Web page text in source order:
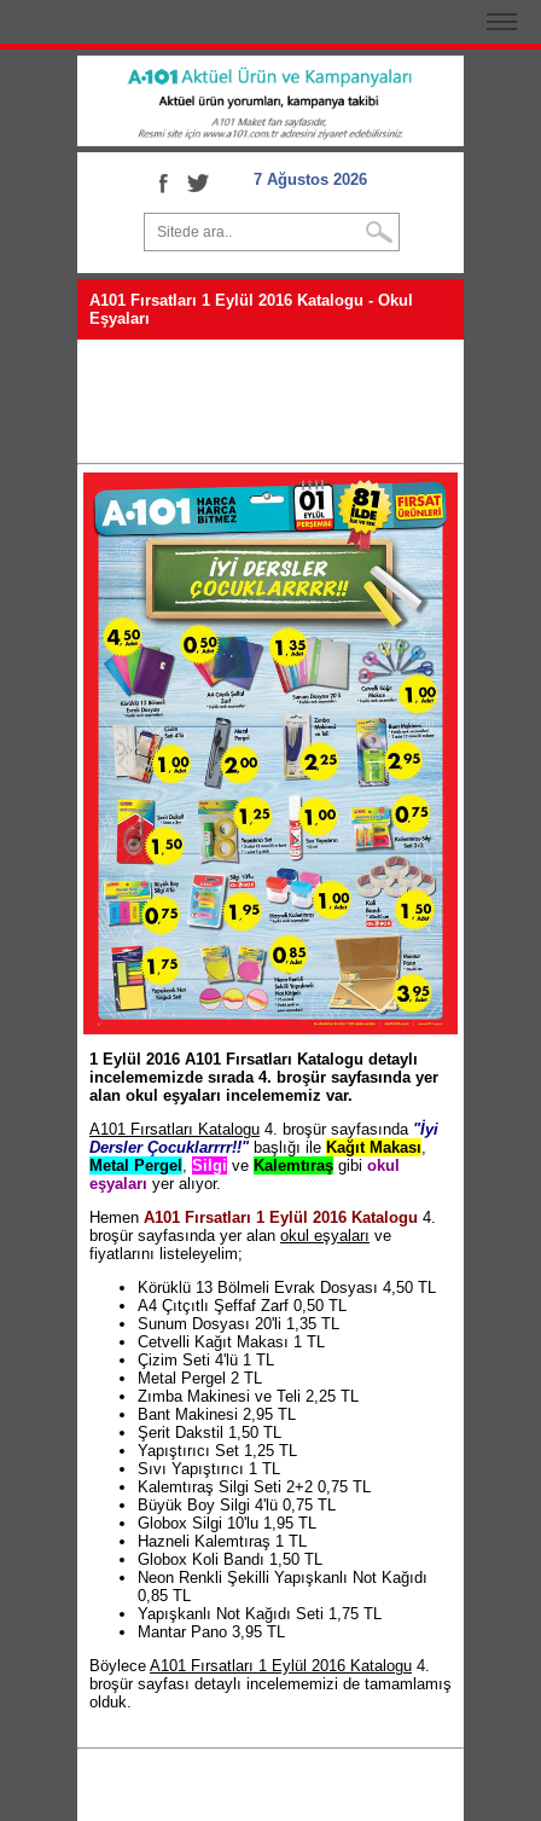
7 Ağustos 2026
A101 Fırsatları 1 Eylül 2016 Katalogu - Okul
Eşyaları
1 Eylül 2016 A101 Fırsatları Katalogu detaylı
incelememizde sırada 4. broşür sayfasında yer
alan okul eşyaları incelememiz var.
A101 Fırsatları Katalogu 4. broşür sayfasında "İyi
Dersler Çocuklarrrr!!"başlığı ile Kağıt Makası,
Metal Pergel , Silgi ve Kalemtıraş gibi okul
eşyaları yer alıyor.
Hemen A101 Fırsatları 1 Eylül 2016 Katalogu 4.
broşür sayfasında yer alan okul eşyaları ve
fiyatlarını listeleyelim;
Körüklü 13 Bölmeli Evrak Dosyası 4,50 TL
A4 Çıtçıtlı Şeffaf Zarf 0,50 TL
Sunum Dosyası 20'li 1,35 TL
Cetvelli Kağıt Makası 1 TL
Çizim Seti 4'lü 1 TL
Metal Pergel 2 TL
Zımba Makinesi ve Teli 2,25 TL
Bant Makinesi 2,95 TL
Şerit Dakstil 1,50 TL
Yapıştırıcı Set 1,25 TL
Sıvı Yapıştırıcı 1 TL
Kalemtıraş Silgi Seti 2+2 0,75 TL
Büyük Boy Silgi 4'lü 0,75 TL
Globox Silgi 10'lu 1,95 TL
Hazneli Kalemtıraş 1 TL
Globox Koli Bandı 1,50 TL
Neon Renkli Şekilli Yapışkanlı Not Kağıdı
0,85 TL
Yapışkanlı Not Kağıdı Seti 1,75 TL
Mantar Pano 3,95 TL
Böylece A101 Fırsatları 1 Eylül 2016 Katalogu 4.
broşür sayfası detaylı incelememizi de tamamlamış
olduk.